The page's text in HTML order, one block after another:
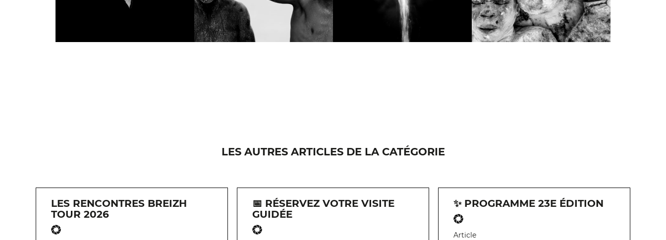
LES AUTRES ARTICLES DE LA CATÉGORIE
LES RENCONTRES BREIZH
TOUR 2026
📅 RÉSERVEZ VOTRE VISITE
GUIDÉE
✨ PROGRAMME 23E ÉDITION
Article